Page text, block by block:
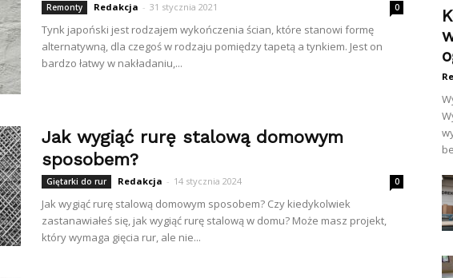
Remonty Redakcja - 31 stycznia 2021 0
Tynk japoński jest rodzajem wykończenia ścian, które stanowi formę
alternatywną, dla czegoś w rodzaju pomiędzy tapetą a tynkiem. Jest on
bardzo łatwy w nakładaniu,...
Jak wygiąć rurę stalową domowym
sposobem?
Giętarki do rur Redakcja - 14 stycznia 2024 0
Jak wygiąć rurę stalową domowym sposobem? Czy kiedykolwiek
zastanawiałeś się, jak wygiąć rurę stalową w domu? Może masz projekt,
który wymaga gięcia rur, ale nie...